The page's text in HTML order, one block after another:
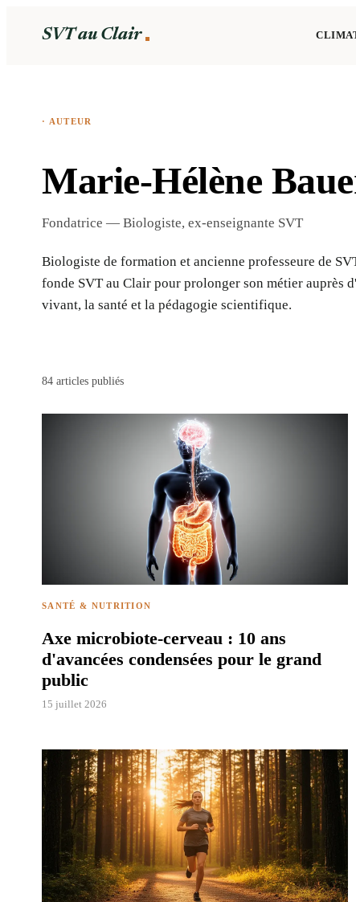
SVT au Clair
· AUTEUR
Marie-Hélène
Fondatrice — Biologiste, ex-enseignante SVT
Biologiste de formation et ancienne professeure de
fonde SVT au Clair pour prolonger son métier auprès
vivant, la santé et la pédagogie scientifique.
84 articles publiés
SANTÉ & NUTRITION
Axe microbiote-cerveau : 10 ans
d'avancées condensées pour le grand
public
15 juillet 2026